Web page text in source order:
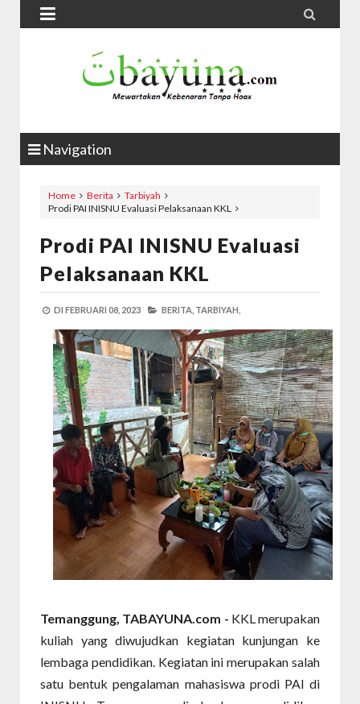
 
Navigation
Home Berita
Tarbiyah
Prodi PAI INISNU Evaluasi Pelaksanaan KKL
Prodi PAI INISNU Evaluasi
Pelaksanaan KKL
DI FEBRUARI 08, 2023 BERITA, TARBIYAH,
Temanggung, TABAYUNA.com - KKL merupakan
kuliah yang diwujudkan kegiatan kunjungan ke
lembaga pendidikan. Kegiatan ini merupakan salah
satu bentuk pengalaman mahasiswa prodi PAI di